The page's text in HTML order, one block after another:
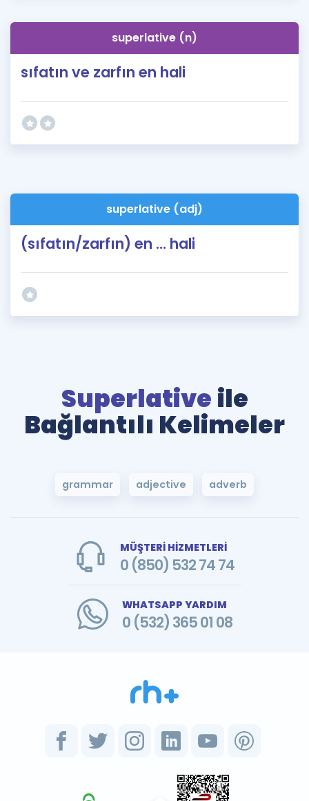
İngilizce Gramersuperlative (n)
sıfatın ve zarfın en hali
superlative (adj)
(sıfatın/zarfın) en ... hali
Superlative ile
Bağlantılı Kelimeler
grammar adjective adverb
MÜŞTERİ HİZMETLERİ
0 (850) 532 74 74
WHATSAPP YARDIM
0 (532) 365 01 08